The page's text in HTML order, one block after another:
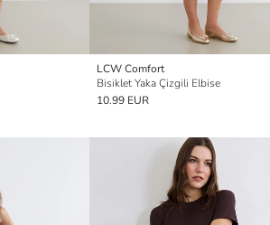
LCW Comfort
Bisiklet Yaka Çizgili Elbise
10.99 EUR